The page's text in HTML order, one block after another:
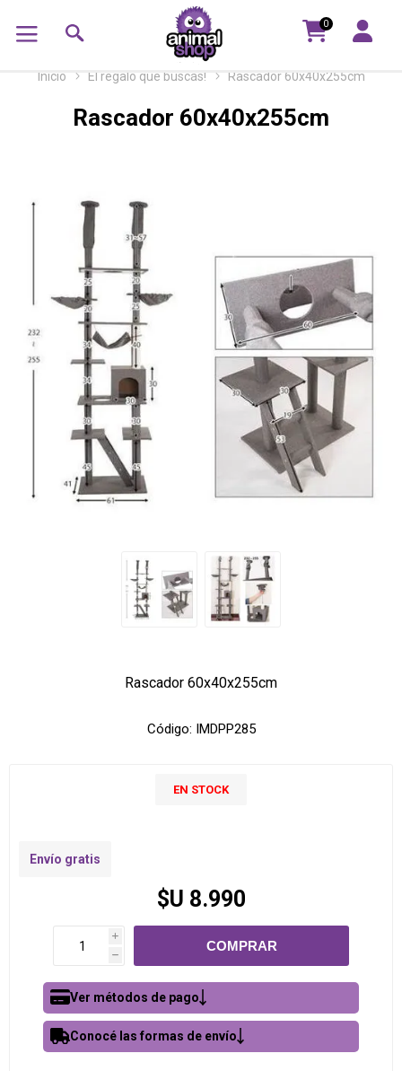
0
Inicio El regalo que buscás! Rascador 60x40x255cm
Rascador 60x40x255cm
Rascador 60x40x255cm
Código: IMDPP285
EN STOCK
Envío gratis
$U 8.990
i
h
Ver métodos de pago
Conocé las formas de envío